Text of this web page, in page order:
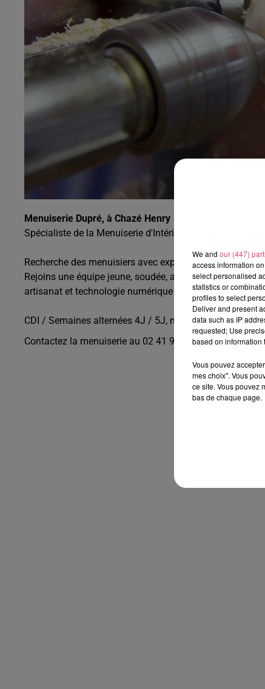
Menuiserie Dupré, à Chazé Henry
Spécialiste de la Menuiserie d'Intérieur et d'Agencement
Recherche des menuisiers avec expérience pour son
Rejoins une équipe jeune, soudée, autonome et très
artisanat et technologie numérique !
CDI / Semaines alternées 4J / 5J, mutuelle,
Contactez la menuiserie au 02 41 92 50 50.
We and our (447)
access information
select personalised
statistics or
profiles to select
Deliver and present
data such as IP
requested; Use
based on information
Vous pouvez
mes choix". Vous
ce site. Vous pouvez
bas de chaque page.